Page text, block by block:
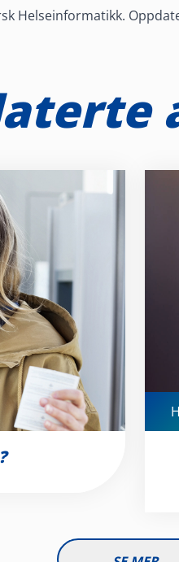
Helseinformatikk.